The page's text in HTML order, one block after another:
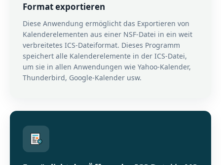
Format exportieren
Diese Anwendung ermöglicht das Exportieren von
Kalenderelementen aus einer NSF-Datei in ein weit
verbreitetes ICS-Dateiformat. Dieses Programm
speichert alle Kalenderelemente in der ICS-Datei,
um sie in allen Anwendungen wie Yahoo-Kalender,
Thunderbird, Google-Kalender usw.